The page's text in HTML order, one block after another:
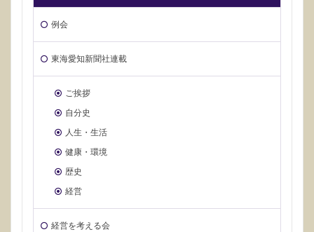
例会
東海愛知新聞社連載
ご挨拶
自分史
人生・生活
健康・環境
歴史
経営
経営を考える会